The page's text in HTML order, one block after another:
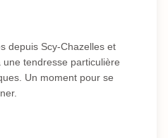
depuis Scy-Chazelles et
tendresse particulière
Un moment pour se